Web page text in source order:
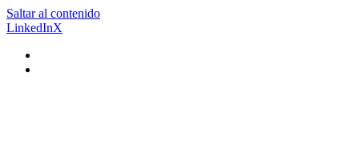
Saltar al contenido
LinkedInX